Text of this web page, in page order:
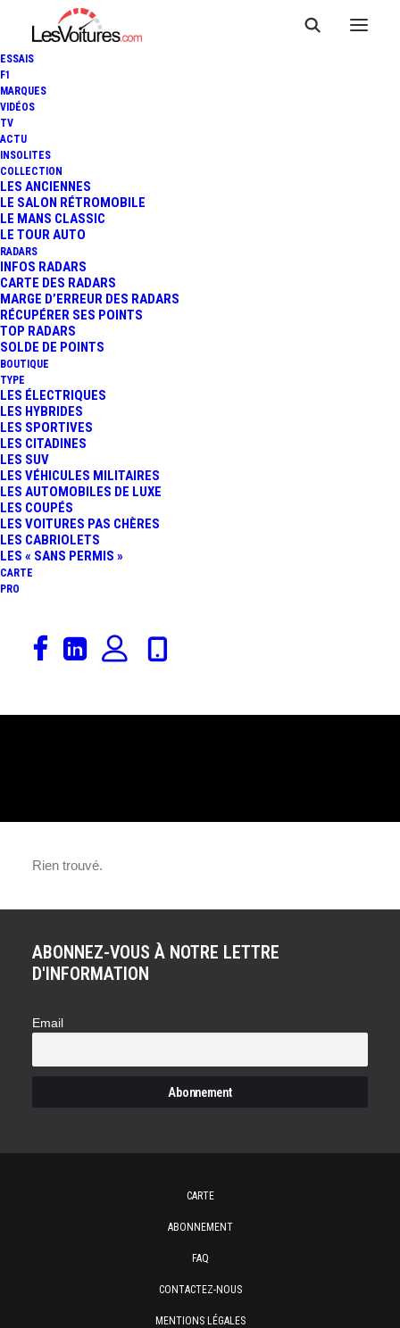
ESSAIS
F1
MARQUES
VIDÉOS
TV
ACTU
INSOLITES
COLLECTION
LES ANCIENNES
LE SALON RÉTROMOBILE
LE MANS CLASSIC
LE TOUR AUTO
RADARS
INFOS RADARS
CARTE DES RADARS
MARGE D’ERREUR DES RADARS
RÉCUPÉRER SES POINTS
TOP RADARS
SOLDE DE POINTS
BOUTIQUE
TYPE
LES ÉLECTRIQUES
LES HYBRIDES
LES SPORTIVES
LES CITADINES
LES SUV
LES VÉHICULES MILITAIRES
LES AUTOMOBILES DE LUXE
LES COUPÉS
LES VOITURES PAS CHÈRES
LES CABRIOLETS
LES « SANS PERMIS »
CARTE
PRO
« HALLOWEEN ROAD
Rien trouvé.
ABONNEZ-VOUS À NOTRE LETTRE
D'INFORMATION
Email
CARTE
ABONNEMENT
FAQ
CONTACTEZ-NOUS
MENTIONS LÉGALES